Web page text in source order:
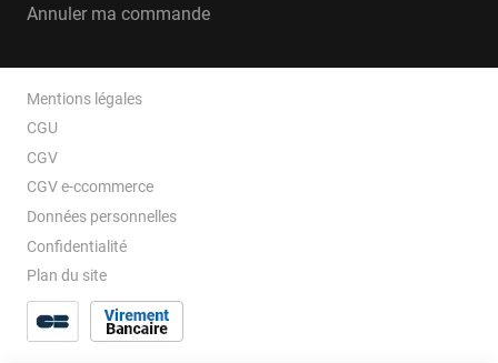
Annuler ma commande
Mentions légales
CGU
CGV
CGV e-ccommerce
Données personnelles
Confidentialité
Plan du site